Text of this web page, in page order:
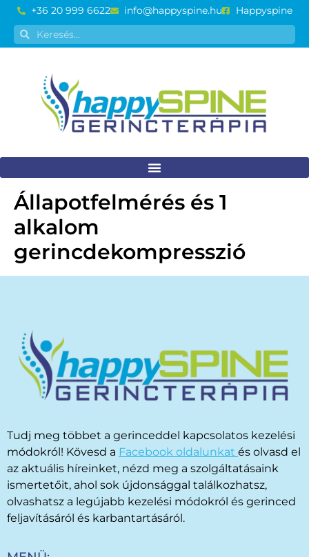
+36 20 999 6622 info@happyspine.hu Happyspine
Állapotfelmérés és 1
alkalom
gerincdekompresszió
Tudj meg többet a gerinceddel kapcsolatos kezelési
módokról! Kövesd a Facebook oldalunkat és olvasd el
az aktuális híreinket, nézd meg a szolgáltatásaink
ismertetőit, ahol sok újdonsággal találkozhatsz,
olvashatsz a legújabb kezelési módokról és gerinced
feljavításáról és karbantartásáról.